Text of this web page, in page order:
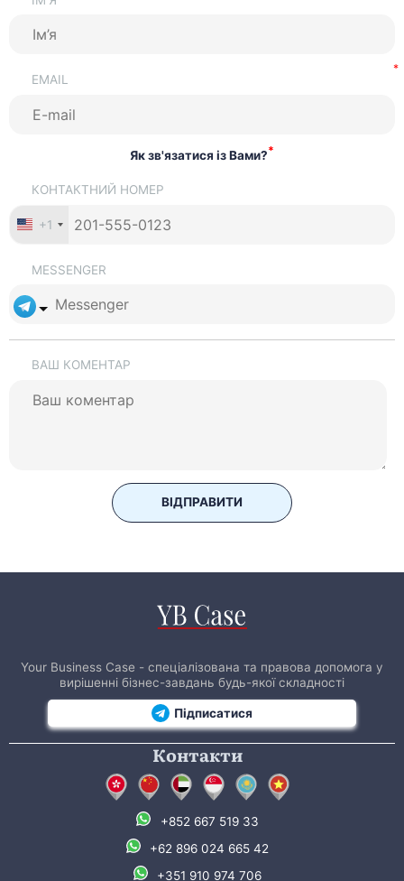
EMAIL
Як зв'язатися із Вами?*
КОНТАКТНИЙ НОМЕР
+1
MESSENGER
ВАШ КОМЕНТАР
ВІДПРАВИТИ
Your Business Case - спеціалізована та правова допомога у
вирішенні бізнес-завдань будь-якої складності
Підписатися
Контакти
+852 667 519 33
+62 896 024 665 42
+351 910 974 706